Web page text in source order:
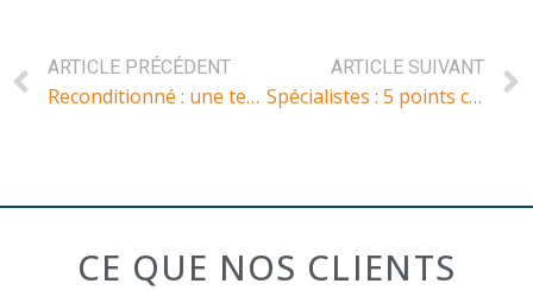
ARTICLE PRÉCÉDENT
Reconditionné : une tendance vertueuse et durable
ARTICLE SUIVANT
Spécialistes : 5 points clés pour réussir son installation en libéral
CE QUE NOS CLIENTS